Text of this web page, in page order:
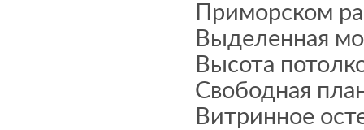
Приморском
Выделенная
Высота
Свободная
Витринное